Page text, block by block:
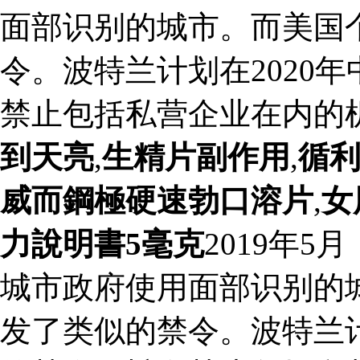
面部识别的城市。而美国
令。波特兰计划在2020
禁止包括私营企业在内
到天亮,生精片副作用 ,循
威而鋼極硬速勃口溶片,女
力說明書5毫克2019年5
城市政府使用面部识别的
发了类似的禁令。波特兰